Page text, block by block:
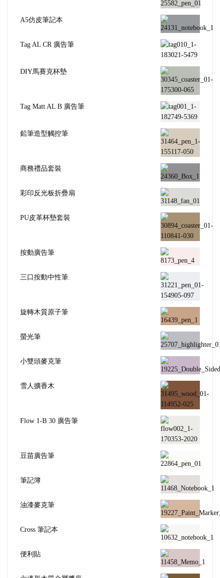
A5仿皮筆記本
Tag AL CR 廣告筆
DIY馬賽克杯墊
Tag Matt AL B 廣告筆
鉛筆造型觸控筆
商務禮品套裝
彩印反光板折疊扇
PU皮革杯墊套裝
按動廣告筆
三口按動中性筆
旋轉木質原子筆
螢光筆
小雙頭麥克筆
雪人擴香木
Flow 1-B 30 廣告筆
豆苗廣告筆
筆記簿
油漆麥克筆
Cross 筆記本
便利貼